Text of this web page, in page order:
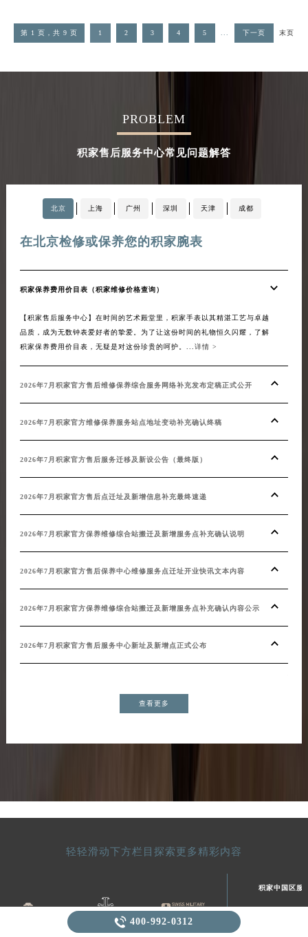
第 1 页，共 9 页 1 2 3 4 5 ... 下一页 末页
PROBLEM
积家售后服务中心常见问题解答
北京 上海 广州 深圳 天津 成都
在北京检修或保养您的积家腕表
积家保养费用价目表（积家维修价格查询）
【积家售后服务中心】在时间的艺术殿堂里，积家手表以其精湛工艺与卓越
品质，成为无数钟表爱好者的挚爱。为了让这份时间的礼物恒久闪耀，了解
积家保养费用价目表，无疑是对这份珍贵的呵护。...详情 >
2026年7月积家官方售后维修保养综合服务网络补充发布定稿正式公开
2026年7月积家官方维修保养服务站点地址变动补充确认终稿
2026年7月积家官方售后服务迁移及新设公告（最终版）
2026年7月积家官方售后点迁址及新增信息补充最终速递
2026年7月积家官方保养维修综合站搬迁及新增服务点补充确认说明
2026年7月积家官方售后保养中心维修服务点迁址开业快讯文本内容
2026年7月积家官方保养维修综合站搬迁及新增服务点补充确认内容公示
2026年7月积家官方售后服务中心新址及新增点正式公布
查看更多
轻轻滑动下方栏目探索更多精彩内容
积家中国区服
 400-992-0312